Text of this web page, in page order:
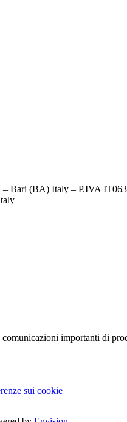
– Bari (BA) Italy – P.IVA
importanti di
sui cookie